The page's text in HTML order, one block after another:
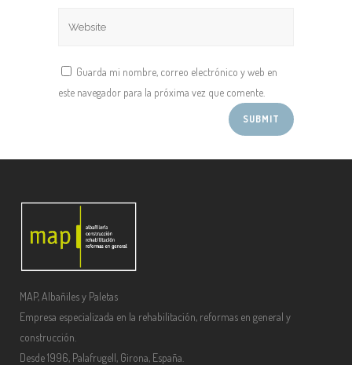
Guarda mi nombre, correo electrónico y web en
este navegador para la próxima vez que comente.
MAP, Albañiles y Paletas
Empresa especializada en la rehabilitación, reformas en general y
construcción.
Desde 1996, Palafrugell, Girona, España.